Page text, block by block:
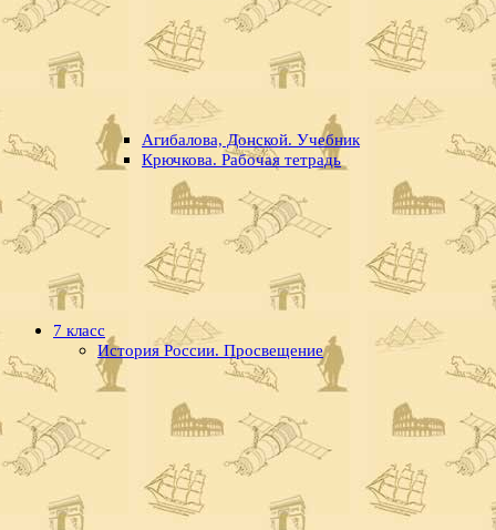
Агибалова, Донской. Учебник
Крючкова. Рабочая тетрадь
7 класс
История России. Просвещение